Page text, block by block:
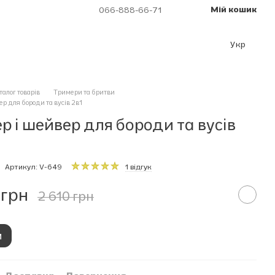
066-888-66-71 Мій кошик
Укр
товарів
Тримери та бритви
для бороди та вусів 2в1
і шейвер для бороди та вусів
Артикул: V-649 1 відгук
2 610 грн